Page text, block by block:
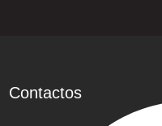
Contactos